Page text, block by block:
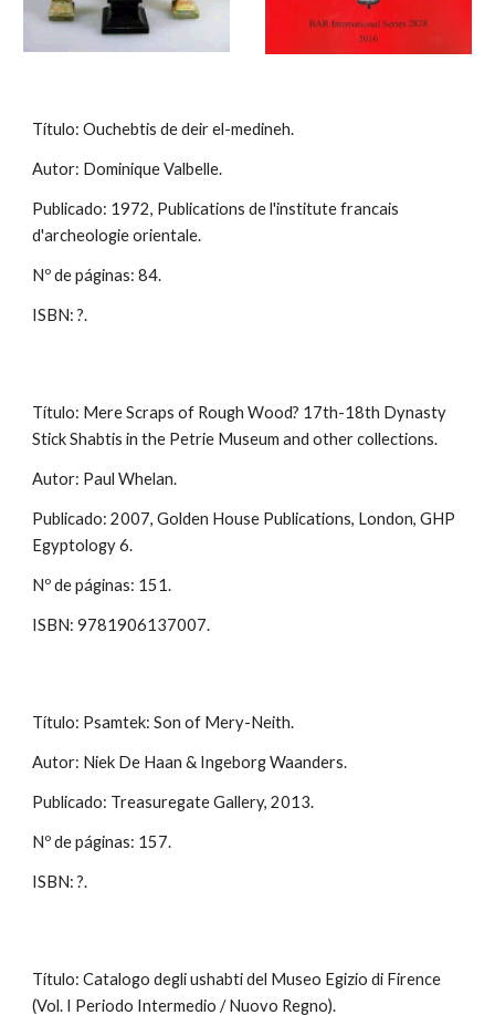
Título: Ouchebtis de deir el-medineh.
Autor: Dominique Valbelle.
Publicado: 1972, Publications de l'institute francais
d'archeologie orientale.
Nº de páginas: 84.
ISBN: ?.
Título: Mere Scraps of Rough Wood? 17th-18th Dynasty
Stick Shabtis in the Petrie Museum and other collections.
Autor: Paul Whelan.
Publicado: 2007, Golden House Publications, London, GHP
Egyptology 6.
Nº de páginas: 151.
ISBN: 9781906137007.
Título: Psamtek: Son of Mery-Neith.
Autor: Niek De Haan & Ingeborg Waanders.
Publicado: Treasuregate Gallery, 2013.
Nº de páginas: 157.
ISBN: ?.
Título: Catalogo degli ushabti del Museo Egizio di Firence
(Vol. I Periodo Intermedio / Nuovo Regno).